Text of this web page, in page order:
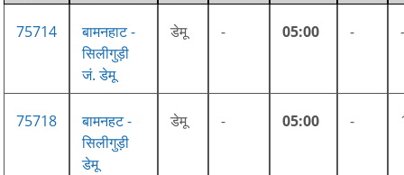
75714
बामनहाट -
सिलीगुड़ी
जं. डेमू
डेमू - 05:00 -
75718
बामनहट -
सिलीगुड़ी
डेमू
डेमू - 05:00 -